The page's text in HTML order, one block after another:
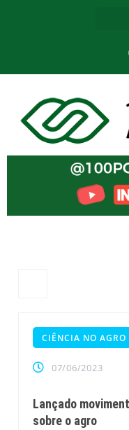
CIÊNCIA NO AGRO
07/06/2023
Lançado
sobre o agro